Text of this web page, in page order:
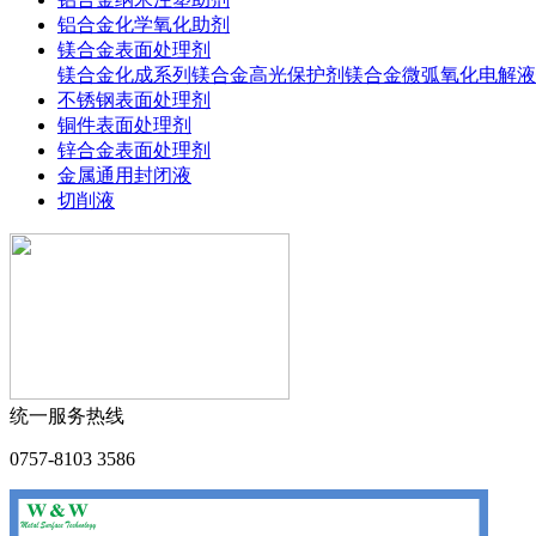
铝合金化学氧化助剂
镁合金表面处理剂
镁合金化成系列 镁合金高光保护剂 镁合金微弧氧化电解液
不锈钢表面处理剂
铜件表面处理剂
锌合金表面处理剂
金属通用封闭液
切削液
统一服务热线
0757-8103 3586